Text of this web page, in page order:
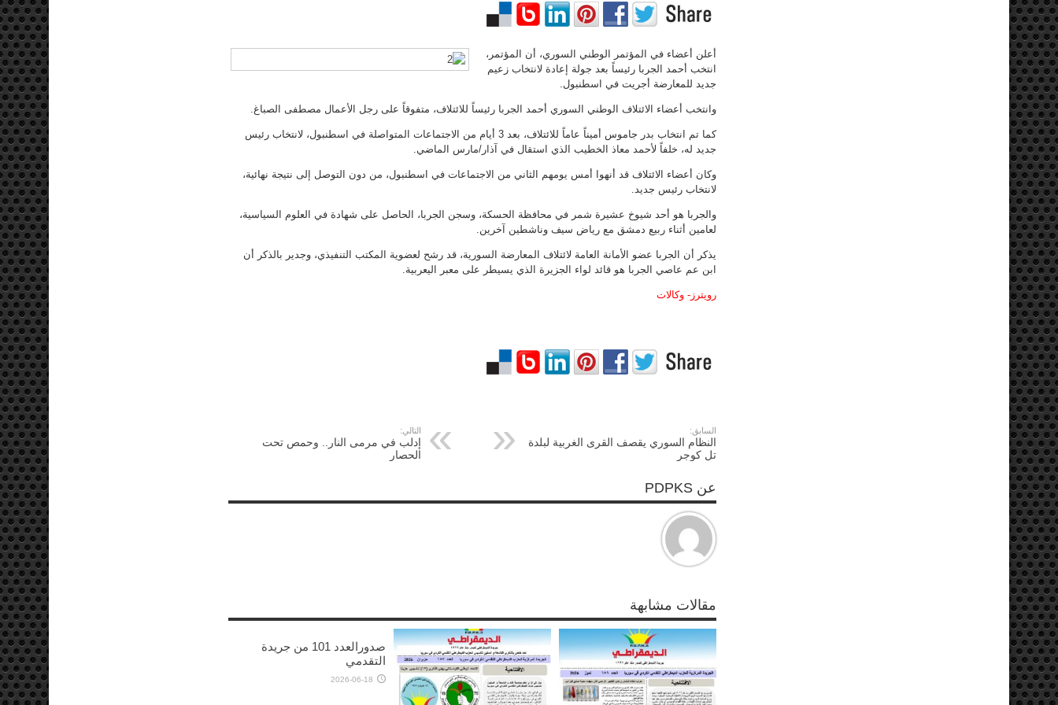
أعلن أعضاء في المؤتمر الوطني السوري، أن المؤتمر،
انتخب أحمد الجربا رئيساً بعد جولة إعادة لانتخاب زعيم
جديد للمعارضة أجريت في اسطنبول.
وانتخب أعضاء الائتلاف الوطني السوري أحمد الجربا رئيساً للائتلاف، متفوقاً على رجل الأعمال مصطفى الصباغ.
كما تم انتخاب بدر جاموس أميناً عاماً للائتلاف، بعد 3 أيام من الاجتماعات المتواصلة في اسطنبول، لانتخاب رئيس
جديد له، خلفاً لأحمد معاذ الخطيب الذي استقال في آذار/مارس الماضي.
وكان أعضاء الائتلاف قد أنهوا أمس يومهم الثاني من الاجتماعات في اسطنبول، من دون التوصل إلى نتيجة نهائية،
لانتخاب رئيس جديد.
والجربا هو أحد شيوخ عشيرة شمر في محافظة الحسكة، وسجن الجربا، الحاصل على شهادة في العلوم السياسية،
لعامين أثناء ربيع دمشق مع رياض سيف وناشطين آخرين.
يذكر أن الجربا عضو الأمانة العامة لائتلاف المعارضة السورية، قد رشح لعضوية المكتب التنفيذي، وجدير بالذكر أن
ابن عم عاصي الجربا هو قائد لواء الجزيرة الذي يسيطر على معبر اليعربية.
رويترز- وكالات
السابق:
النظام السوري يقصف القرى الغربية لبلدة
تل كوجر
التالي:
إدلب في مرمى النار.. وحمص تحت
الحصار
عن PDPKS
مقالات مشابهة
صدورالعدد 101 من جريدة
التقدمي
2026-06-18